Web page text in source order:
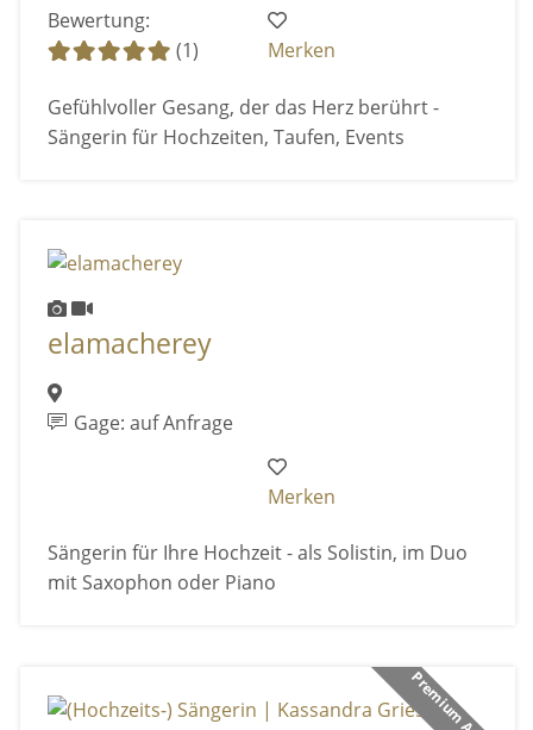
Bewertung:
(1)
Merken
Gefühlvoller Gesang, der das Herz berührt -
Sängerin für Hochzeiten, Taufen, Events
elamacherey
Gage: auf Anfrage
Merken
Sängerin für Ihre Hochzeit - als Solistin, im Duo
mit Saxophon oder Piano